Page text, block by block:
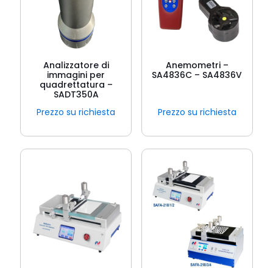
Analizzatore di
immagini per
quadrettatura –
SADT350A
Prezzo su richiesta
Anemometri –
SA4836C – SA4836V
Prezzo su richiesta